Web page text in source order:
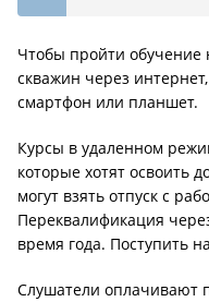
Чтобы пройти обучение
скважин через
смартфон или планшет.
Курсы в удаленном
которые хотят освоить
могут взять отпуск с
Переквалификация
время года. Поступить
Слушатели оплачивают